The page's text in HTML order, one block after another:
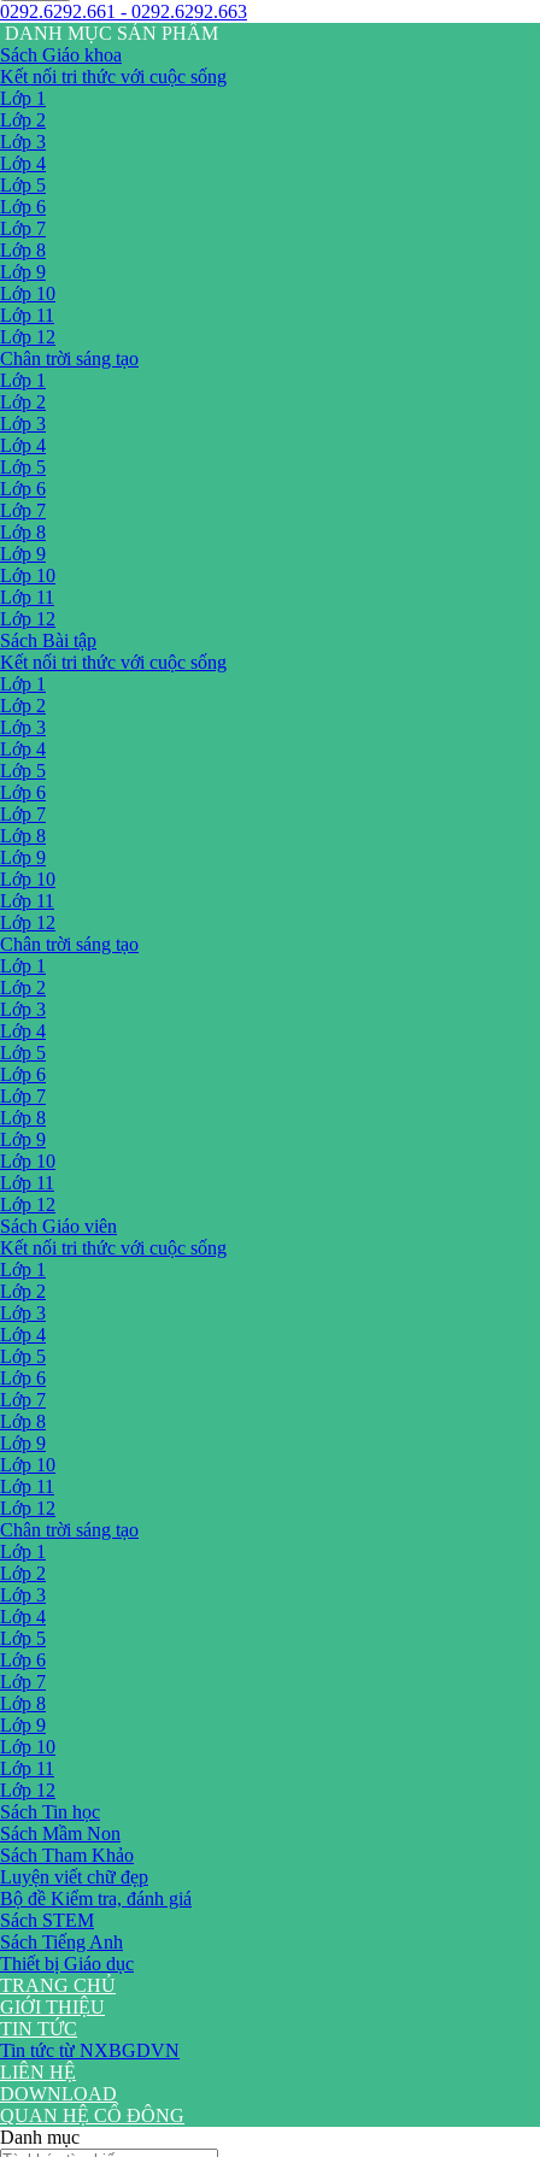
0292.6292.661 - 0292.6292.663
DANH MỤC SẢN PHẨM
Sách Giáo khoa
Kết nối tri thức với cuộc sống
Lớp 1
Lớp 2
Lớp 3
Lớp 4
Lớp 5
Lớp 6
Lớp 7
Lớp 8
Lớp 9
Lớp 10
Lớp 11
Lớp 12
Chân trời sáng tạo
Lớp 1
Lớp 2
Lớp 3
Lớp 4
Lớp 5
Lớp 6
Lớp 7
Lớp 8
Lớp 9
Lớp 10
Lớp 11
Lớp 12
Sách Bài tập
Kết nối tri thức với cuộc sống
Lớp 1
Lớp 2
Lớp 3
Lớp 4
Lớp 5
Lớp 6
Lớp 7
Lớp 8
Lớp 9
Lớp 10
Lớp 11
Lớp 12
Chân trời sáng tạo
Lớp 1
Lớp 2
Lớp 3
Lớp 4
Lớp 5
Lớp 6
Lớp 7
Lớp 8
Lớp 9
Lớp 10
Lớp 11
Lớp 12
Sách Giáo viên
Kết nối tri thức với cuộc sống
Lớp 1
Lớp 2
Lớp 3
Lớp 4
Lớp 5
Lớp 6
Lớp 7
Lớp 8
Lớp 9
Lớp 10
Lớp 11
Lớp 12
Chân trời sáng tạo
Lớp 1
Lớp 2
Lớp 3
Lớp 4
Lớp 5
Lớp 6
Lớp 7
Lớp 8
Lớp 9
Lớp 10
Lớp 11
Lớp 12
Sách Tin học
Sách Mầm Non
Sách Tham Khảo
Luyện viết chữ đẹp
Bộ đề Kiểm tra, đánh giá
Sách STEM
Sách Tiếng Anh
Thiết bị Giáo dục
TRANG CHỦ
GIỚI THIỆU
TIN TỨC
Tin tức từ NXBGDVN
LIÊN HỆ
DOWNLOAD
QUAN HỆ CỔ ĐÔNG
Danh mục